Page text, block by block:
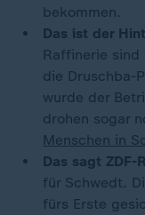
bekommen.
Das ist der
Raffinerie sind
die Druschba-
wurde der
drohen sogar
Menschen in
Das sagt ZDF-
für Schwedt.
fürs Erste